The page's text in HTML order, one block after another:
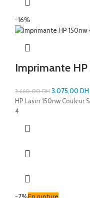
-16%
Imprimante
3.660,00DH 3.075,00DH
HP Laser 150nw Couleur
4